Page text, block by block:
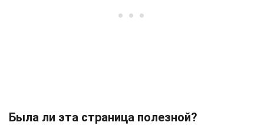
Была ли эта страница полезной?